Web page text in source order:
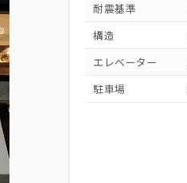
耐震基準
構造
エレベーター
駐車場